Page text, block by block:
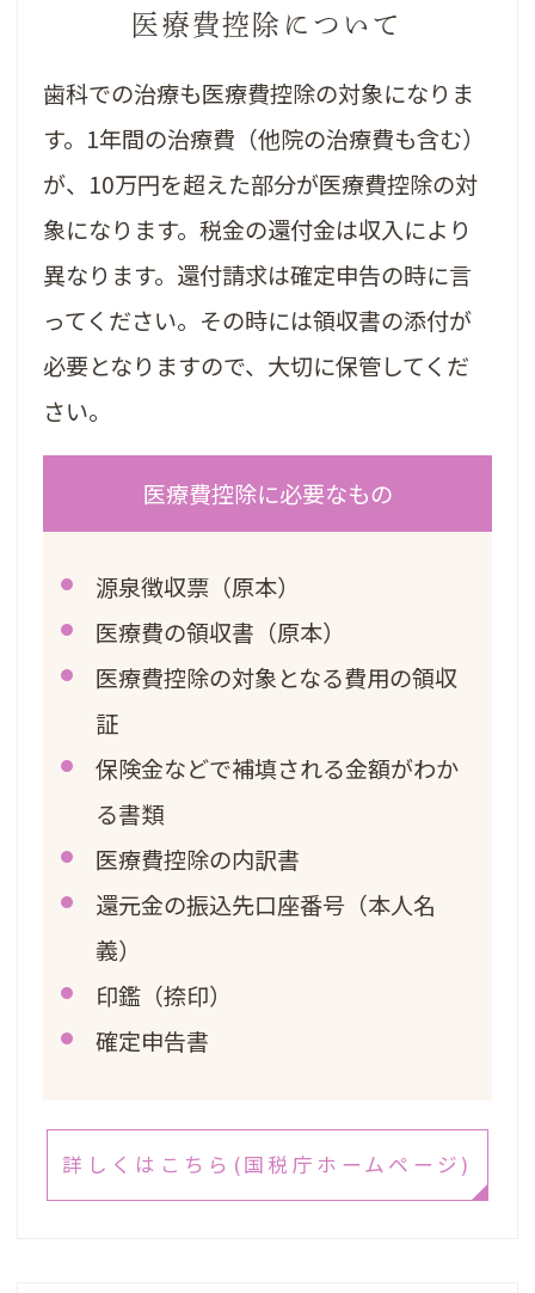
医療費控除について
歯科での治療も医療費控除の対象になりま
す。1年間の治療費（他院の治療費も含む）
が、10万円を超えた部分が医療費控除の対
象になります。税金の還付金は収入により
異なります。還付請求は確定申告の時に言
ってください。その時には領収書の添付が
必要となりますので、大切に保管してくだ
さい。
医療費控除に必要なもの
源泉徴収票（原本）
医療費の領収書（原本）
医療費控除の対象となる費用の領収
証
保険金などで補填される金額がわか
る書類
医療費控除の内訳書
還元金の振込先口座番号（本人名
義）
印鑑（捺印）
確定申告書
詳しくはこちら(国税庁ホームページ)